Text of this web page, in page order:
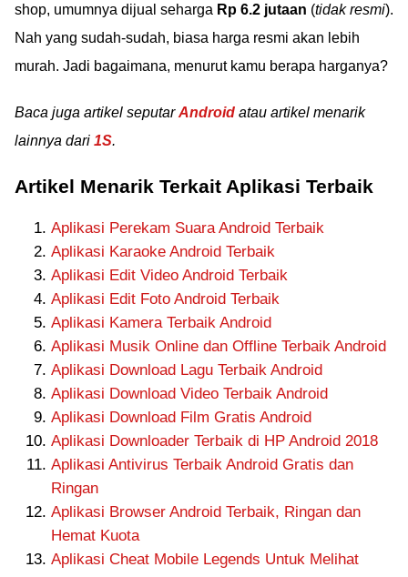
shop, umumnya dijual seharga Rp 6.2 jutaan (tidak resmi).
Nah yang sudah-sudah, biasa harga resmi akan lebih
murah. Jadi bagaimana, menurut kamu berapa harganya?
Baca juga artikel seputarAndroid atau artikel menarik
lainnya dari 1S.
Artikel Menarik Terkait Aplikasi Terbaik
Aplikasi Perekam Suara Android Terbaik
Aplikasi Karaoke Android Terbaik
Aplikasi Edit Video Android Terbaik
Aplikasi Edit Foto Android Terbaik
Aplikasi Kamera Terbaik Android
Aplikasi Musik Online dan Offline Terbaik Android
Aplikasi Download Lagu Terbaik Android
Aplikasi Download Video Terbaik Android
Aplikasi Download Film Gratis Android
Aplikasi Downloader Terbaik di HP Android 2018
Aplikasi Antivirus Terbaik Android Gratis dan
Ringan
Aplikasi Browser Android Terbaik, Ringan dan
Hemat Kuota
Aplikasi Cheat Mobile Legends Untuk Melihat